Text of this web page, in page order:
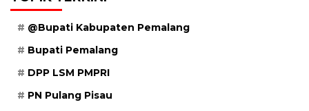
@Bupati Kabupaten Pemalang
Bupati Pemalang
DPP LSM PMPRI
PN Pulang Pisau